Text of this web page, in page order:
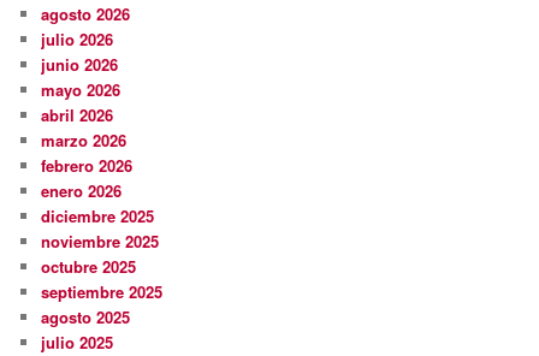
agosto 2026
julio 2026
junio 2026
mayo 2026
abril 2026
marzo 2026
febrero 2026
enero 2026
diciembre 2025
noviembre 2025
octubre 2025
septiembre 2025
agosto 2025
julio 2025